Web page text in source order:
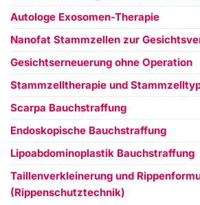
Autologe Exosomen-Therapie
Nanofat Stammzellen zur
Gesichtserneuerung ohne Operation
Stammzelltherapie und
Scarpa Bauchstraffung
Endoskopische Bauchstraffung
Lipoabdominoplastik Bauchstraffung
Taillenverkleinerung und
(Rippenschutztechnik)